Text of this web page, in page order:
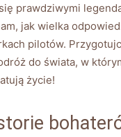
⁢prawdziwymi
jak wielka
pilotów.
do ⁢świata, w⁢
życie!